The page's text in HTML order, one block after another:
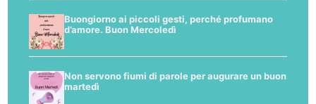
Buongiorno ai piccoli gesti, perché profumano
d’amore. Buon Mercoledì
Non servono fiumi di parole per augurare un buon
martedì